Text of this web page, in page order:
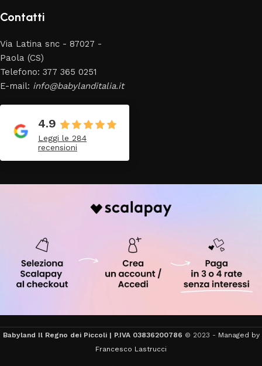
Contatti
Via Latina snc - 87027 -
Paola (CS)
Telefono: 377 365 0251
E-mail: info@babylanditalia.it
4.9
Leggi le 284
recensioni
Babyland Il Regno dei Piccoli | P.IVA 03836200786 © 2023 - Managed by
Francesco Lastrucci